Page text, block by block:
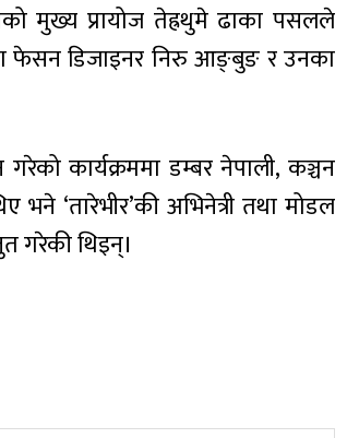
मुख्य प्रायोज तेह्रथुमे ढाका पसलले
फेसन डिजाइनर निरु आङ्बुङ र उनका
कार्यक्रममा डम्बर नेपाली, कञ्चन
‘तारेभीर’की अभिनेत्री तथा मोडल
गरेकी थिइन्।